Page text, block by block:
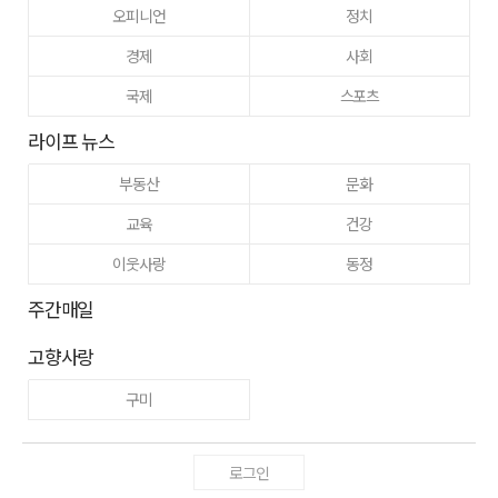
오피니언
정치
경제
사회
국제
스포츠
라이프 뉴스
부동산
문화
교육
건강
이웃사랑
동정
주간매일
고향사랑
구미
로그인